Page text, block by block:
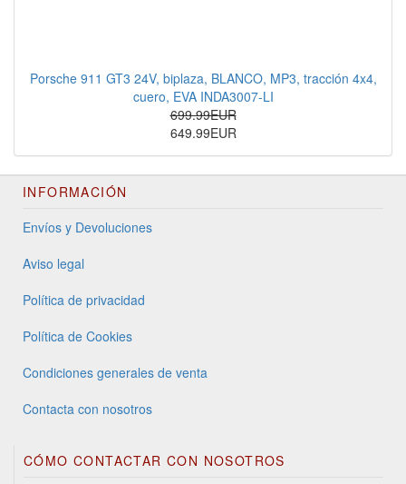
Porsche 911 GT3 24V, biplaza, BLANCO, MP3, tracción 4x4,
cuero, EVA INDA3007-LI
699.99EUR
649.99EUR
INFORMACIÓN
Envíos y Devoluciones
Aviso legal
Política de privacidad
Política de Cookies
Condiciones generales de venta
Contacta con nosotros
CÓMO CONTACTAR CON NOSOTROS